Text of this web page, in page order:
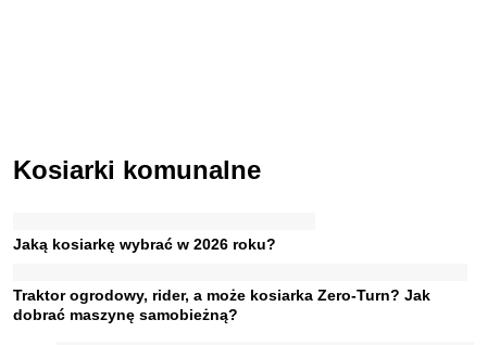
Kosiarki komunalne
Jaką kosiarkę wybrać w 2026 roku?
Traktor ogrodowy, rider, a może kosiarka Zero-Turn? Jak
dobrać maszynę samobieżną?